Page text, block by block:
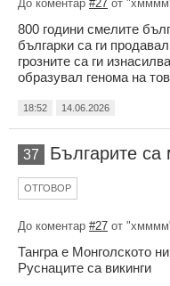
До коментар #27 от
800 години смелите
българки са ги
грозните са ги
образувал генома на
18:52 14.06.2026
37 Българите са
ОТГОВОР
До коментар #27 от
Тангра е Монголското
Руснаците са викинги